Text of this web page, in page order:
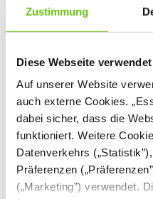
Zustimmung
Diese Webseite
Auf unserer Website
auch externe Cookies.
dabei sicher, dass die
funktioniert. Weitere
Datenverkehrs
Präferenzen
(„Marketing”) verwendet.
BIO Fahrzeuge,
Autotransporter mit
Produktnummer:521600
17,90 €